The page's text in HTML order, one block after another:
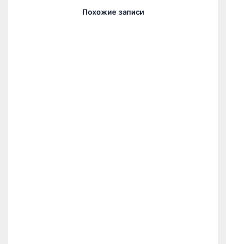
Похожие записи